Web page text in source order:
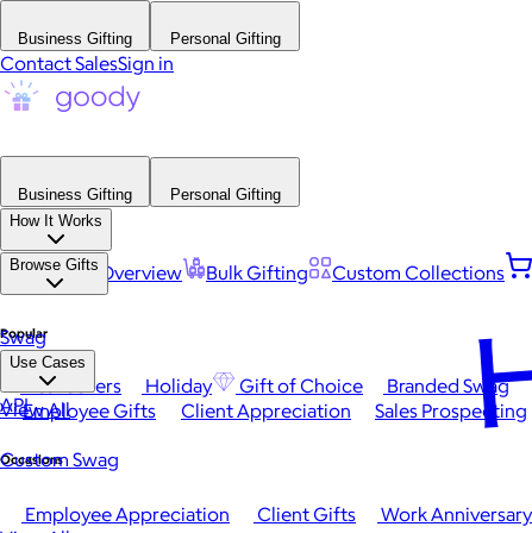
Business Gifting Personal Gifting
Contact SalesSign in
Business Gifting
Personal Gifting
How It Works
Platform Overview Bulk Gifting Custom Collections
Browse Gifts
Popular
Best Sellers Holiday Gift of Choice
Branded Swag
View All
Occasions
Employee Appreciation Client Gifts Work Anniversary
Swag
Use Cases
Employee Gifts Client Appreciation Sales Prospecting
Custom Swag
API